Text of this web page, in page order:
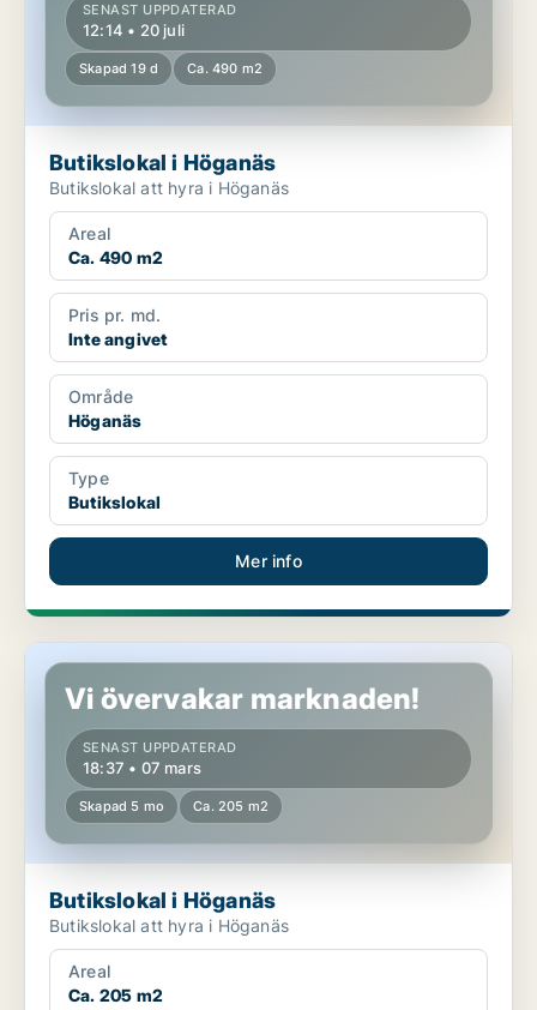
SENAST UPPDATERAD
12:14 • 20 juli
Skapad 19 d Ca. 490 m2
Butikslokal i Höganäs
Butikslokal att hyra i Höganäs
Areal
Ca. 490 m2
Pris pr. md.
Inte angivet
Område
Höganäs
Type
Butikslokal
Mer info
Butikslokal i Höganäs
Vi övervakar marknaden!
SENAST UPPDATERAD
18:37 • 07 mars
Skapad 5 mo Ca. 205 m2
Butikslokal i Höganäs
Butikslokal att hyra i Höganäs
Areal
Ca. 205 m2